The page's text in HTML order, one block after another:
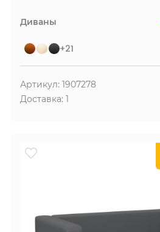
Диваны
+21
Артикул: 1907278
Доставка: 1